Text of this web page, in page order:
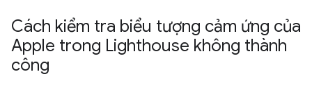
Cách kiểm tra biểu tượng cảm ứng của
Apple trong Lighthouse không thành
công